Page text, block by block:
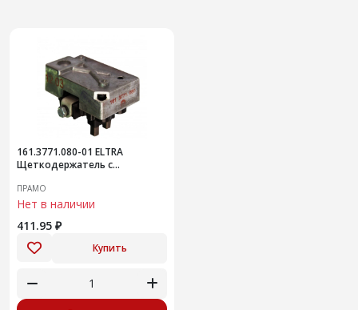
161.3771.080-01 ELTRA
Щеткодержатель с
ПРАМО
Нет в наличии
411.95 ₽
Купить